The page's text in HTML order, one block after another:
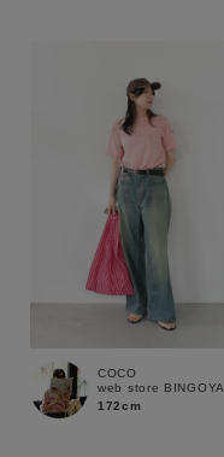
COCO
web store BINGOYA
172cm